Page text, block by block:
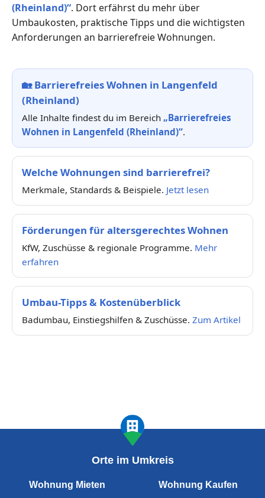
(Rheinland)“. Dort erfährst du mehr über
Umbaukosten, praktische Tipps und die wichtigsten
Anforderungen an barrierefreie Wohnungen.
🏡Barrierefreies Wohnen in Langenfeld
(Rheinland)
Alle Inhalte findest du im Bereich „Barrierefreies
Wohnen in Langenfeld (Rheinland)“.
Welche Wohnungen sind barrierefrei?
Merkmale, Standards & Beispiele. Jetzt lesen
Förderungen für altersgerechtes Wohnen
KfW, Zuschüsse & regionale Programme. Mehr
erfahren
Umbau-Tipps & Kostenüberblick
Badumbau, Einstiegshilfen & Zuschüsse. Zum Artikel
Orte im Umkreis
Wohnung Mieten Wohnung Kaufen